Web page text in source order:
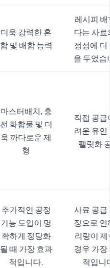
더욱 강력한 혼
합 및 배합 능력
레시피
다는 사료
정성에 더
을 두었습
마스터배치, 충
전 화합물 및 더
욱 까다로운 제
형
직접 공급
려운 유연
펠릿화
추가적인 공정
기능 도입이 명
확하게 정당화
될 때 가장 효과
적입니다.
사료 공급
정으로 인
리량이
경우 가장
적입니